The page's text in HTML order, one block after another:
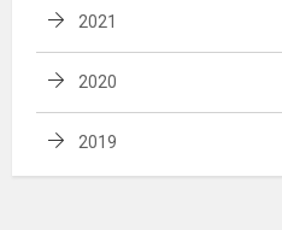
2021
2020
2019